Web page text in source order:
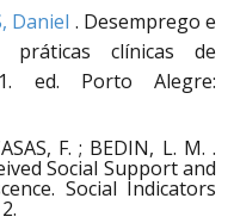
Daniel . Desemprego e
práticas clínicas de
1. ed. Porto Alegre:
F. ; BEDIN, L. M. .
Social Support and
Social Indicators